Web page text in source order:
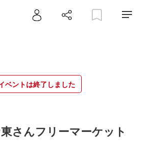
ベントは終了しました
さんフリーマーケット